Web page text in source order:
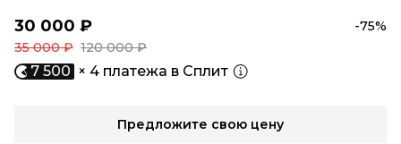
30 000 ₽
-75%
35 000 ₽ 120 000 ₽
7 500 × 4 платежа в Сплит
Предложите свою цену